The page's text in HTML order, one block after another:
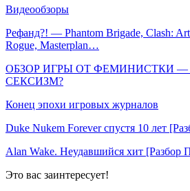
Видеообзоры
Рефанд?! — Phantom Brigade, Clash:
Rogue, Masterplan…
ОБЗОР ИГРЫ ОТ ФЕМИНИСТКИ —
СЕКСИЗМ?
Конец эпохи игровых журналов
Duke Nukem Forever спустя 10 лет
Alan Wake. Неудавшийся хит [Разбор
Это вас заинтересует!